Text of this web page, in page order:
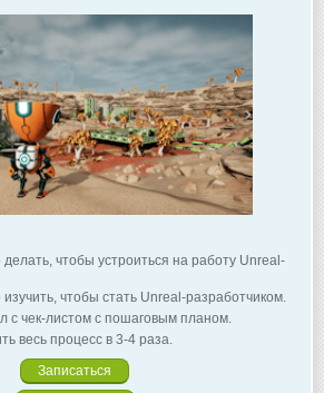
чтобы устроиться на работу Unreal-
чтобы стать Unreal-разработчиком.
с чек-листом с пошаговым планом.
весь процесс в 3-4 раза.
Записаться